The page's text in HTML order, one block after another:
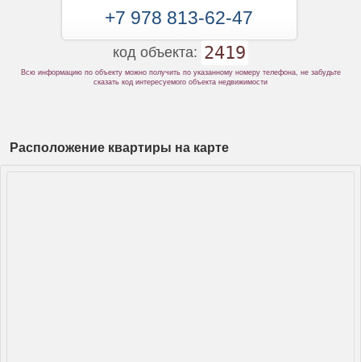
+7 978 813-62-47
код объекта: 2419
Всю информацию по объекту можно получить по указанному номеру телефона, не забудьте
сказать код интересуемого объекта недвижимости
Расположение квартиры на карте